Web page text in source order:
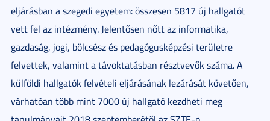
eljárásban a szegedi egyetem: összesen 5817 új hallgatót
vett fel az intézmény. Jelentősen nőtt az informatika,
gazdaság, jogi, bölcsész és pedagógusképzési területre
felvettek, valamint a távoktatásban résztvevők száma. A
külföldi hallgatók felvételi eljárásának lezárását követően,
várhatóan több mint 7000 új hallgató kezdheti meg